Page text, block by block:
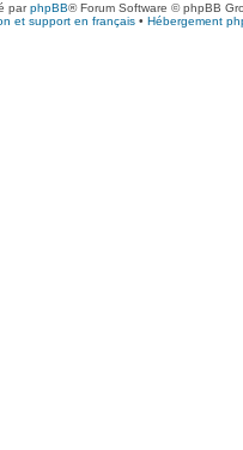
parphpBB® Forum Software © phpBB
et support en français• Hébergement